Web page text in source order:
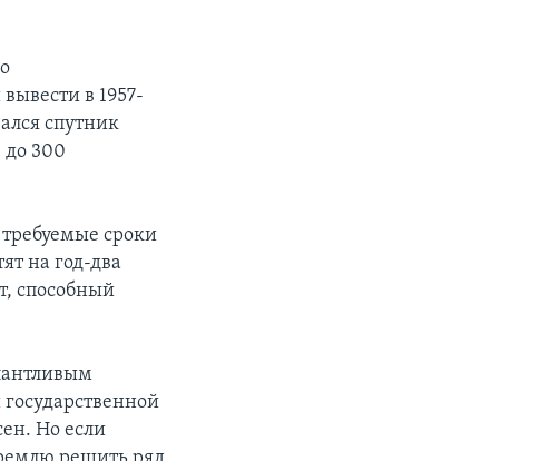
в 1957-
спутник
до 300
требуемые сроки
на год-два
способный
Но если